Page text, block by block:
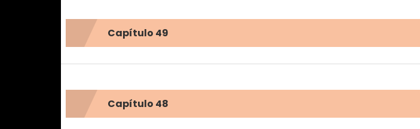
Capítulo 49
Capítulo 48